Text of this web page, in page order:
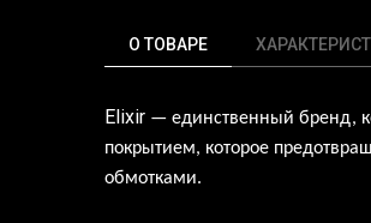
О ТОВАРЕ
Elixir — единственный бренд,
покрытием, которое
обмотками.